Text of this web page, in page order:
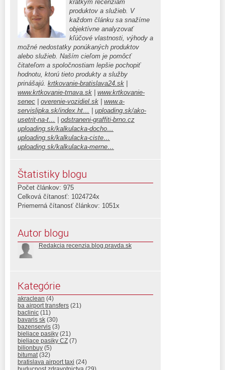
krátkym recenziám
produktov a služieb. V
každom článku sa snažíme
objektívne analyzovať
kľúčové vlastnosti, výhody a
možné nedostatky ponúkaných produktov
alebo služieb. Naším cieľom je pomôcť
čitateľom a spoločnostiam lepšie pochopiť
hodnotu, ktorú tieto produkty a služby
prinášajú. krtkovanie-bratislava24.sk
www.krtkovanie-trnava.sk
www.krtkovanie-
senec
overenie-vozidiel.sk
www.a-
servislipka.sk/index.ht…
uploading.sk/ako-
usetrit-na-t…
odstraneni-graffiti-brno.cz
uploading.sk/kalkulacka-docho…
uploading.sk/kalkulacka-ciste…
uploading.sk/kalkulacka-merne…
Štatistiky blogu
Počet článkov: 975
Celková čítanosť: 1024724x
Priemerná čítanosť článkov: 1051x
Autor blogu
Redakcia recenzia.blog.pravda.sk
Kategórie
akraclean (4)
ba airport transfers (21)
baclinic (11)
bavaris sk (30)
bazenservis (3)
bieliace pasiky (21)
bieliace pasiky CZ (7)
bilionbuy (5)
bitumat(32)
bratislava airport taxi (24)